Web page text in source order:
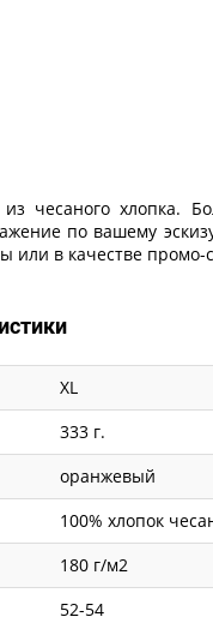
чесаного хлопка.
по вашему
или в качестве промо-
XL
333 г.
оранжевый
100% хлопок
180 г/м2
52-54